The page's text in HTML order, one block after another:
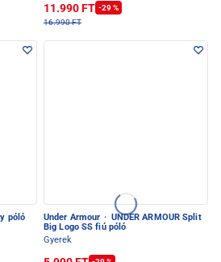
11.990 FT -29 %
16.990 FT
póló
Under Armour · UNDER ARMOUR Split
Big Logo SS fiú póló
Gyerek